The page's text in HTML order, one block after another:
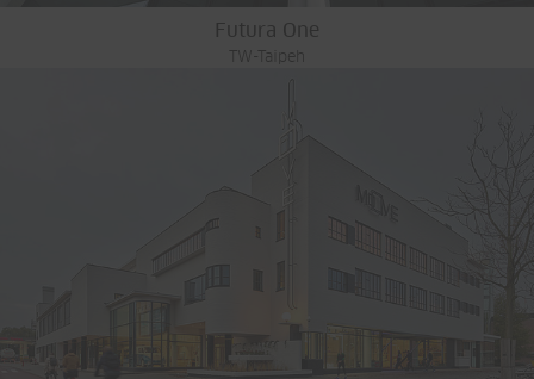
Futura One
TW-Taipeh